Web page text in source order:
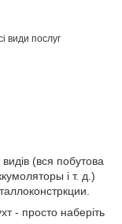
види послуг
(вся побутова
і т. д.)
- просто наберіть